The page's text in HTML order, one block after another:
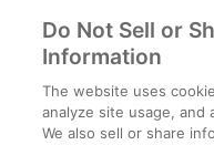
高座郡寒川町倉見
このページの店舗から 2.9 km
北茅ケ崎駅
神奈川県茅ヶ崎市茅ヶ崎三丁目
Do Not Sell or
Information
The website uses
analyze site usage,
We also sell or share